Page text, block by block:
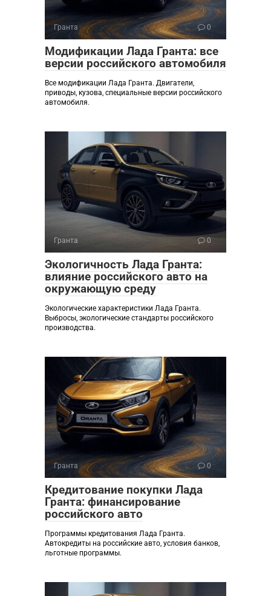
Гранта 0
Модификации Лада Гранта: все
версии российского автомобиля
Все модификации Лада Гранта. Двигатели,
приводы, кузова, специальные версии российского
автомобиля.
Гранта 0
Экологичность Лада Гранта:
влияние российского авто на
окружающую среду
Экологические характеристики Лада Гранта.
Выбросы, экологические стандарты российского
производства.
Гранта 0
Кредитование покупки Лада
Гранта: финансирование
российского авто
Программы кредитования Лада Гранта.
Автокредиты на российские авто, условия банков,
льготные программы.